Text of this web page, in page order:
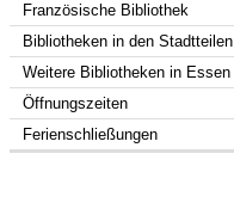
Französische Bibliothek
Bibliotheken in den Stadtteilen
Weitere Bibliotheken in Essen
Öffnungszeiten
Ferienschließungen